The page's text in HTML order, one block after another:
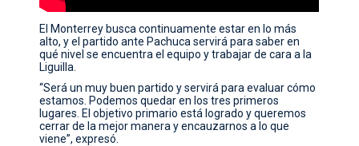
El Monterrey busca continuamente estar en lo más
alto, y el partido ante Pachuca servirá para saber en
qué nivel se encuentra el equipo y trabajar de cara a la
Liguilla.
“Será un muy buen partido y servirá para evaluar cómo
estamos. Podemos quedar en los tres primeros
lugares. El objetivo primario está logrado y queremos
cerrar de la mejor manera y encauzarnos a lo que
viene”, expresó.